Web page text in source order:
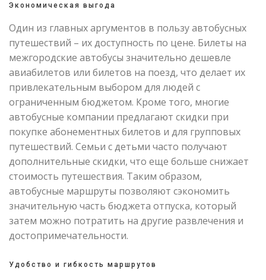
Экономическая выгода
Один из главных аргументов в пользу автобусных
путешествий – их доступность по цене. Билеты на
межгородские автобусы значительно дешевле
авиабилетов или билетов на поезд, что делает их
привлекательным выбором для людей с
ограниченным бюджетом. Кроме того, многие
автобусные компании предлагают скидки при
покупке абонементных билетов и для групповых
путешествий. Семьи с детьми часто получают
дополнительные скидки, что еще больше снижает
стоимость путешествия. Таким образом,
автобусные маршруты позволяют сэкономить
значительную часть бюджета отпуска, который
затем можно потратить на другие развлечения и
достопримечательности.
Удобство и гибкость маршрутов